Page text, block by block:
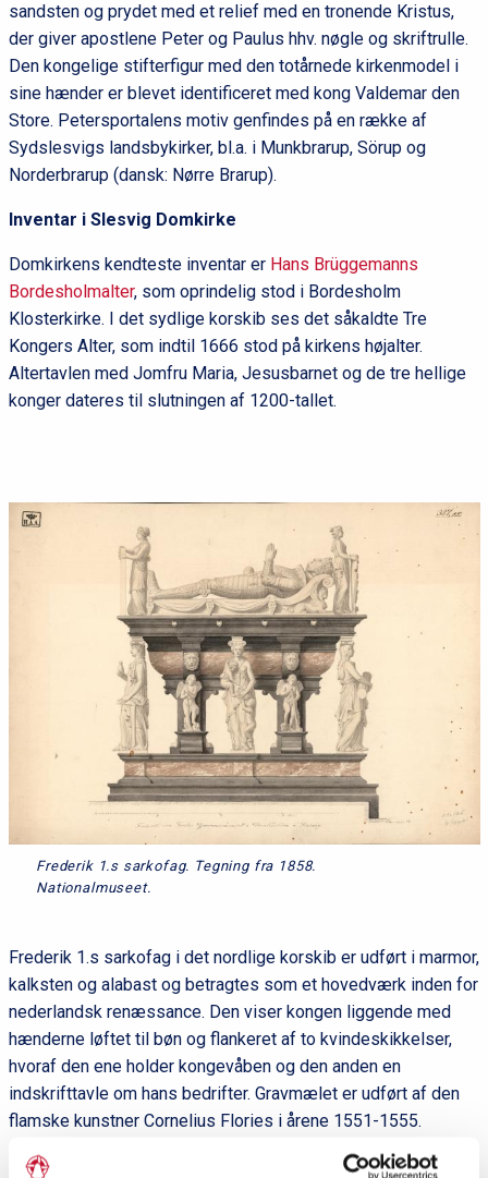
sandsten og prydet med et relief med en tronende Kristus,
der giver apostlene Peter og Paulus hhv. nøgle og skriftrulle.
Den kongelige stifterfigur med den totårnede kirkenmodel i
sine hænder er blevet identificeret med kong Valdemar den
Store. Petersportalens motiv genfindes på en række af
Sydslesvigs landsbykirker, bl.a. i Munkbrarup, Sörup og
Norderbrarup (dansk: Nørre Brarup).
Inventar i Slesvig Domkirke
Domkirkens kendteste inventar er Hans Brüggemanns
Bordesholmalter, som oprindelig stod i Bordesholm
Klosterkirke. I det sydlige korskib ses det såkaldte Tre
Kongers Alter, som indtil 1666 stod på kirkens højalter.
Altertavlen med Jomfru Maria, Jesusbarnet og de tre hellige
konger dateres til slutningen af 1200-tallet.
Frederik 1.s sarkofag. Tegning fra 1858.
Nationalmuseet.
Frederik 1.s sarkofag i det nordlige korskib er udført i marmor,
kalksten og alabast og betragtes som et hovedværk inden for
nederlandsk renæssance. Den viser kongen liggende med
hænderne løftet til bøn og flankeret af to kvindeskikkelser,
hvoraf den ene holder kongevåben og den anden en
indskrifttavle om hans bedrifter. Gravmælet er udført af den
flamske kunstner Cornelius Flories i årene 1551-1555.
Blandt de øvrige epitafier kan nævnes stukgravmælet for